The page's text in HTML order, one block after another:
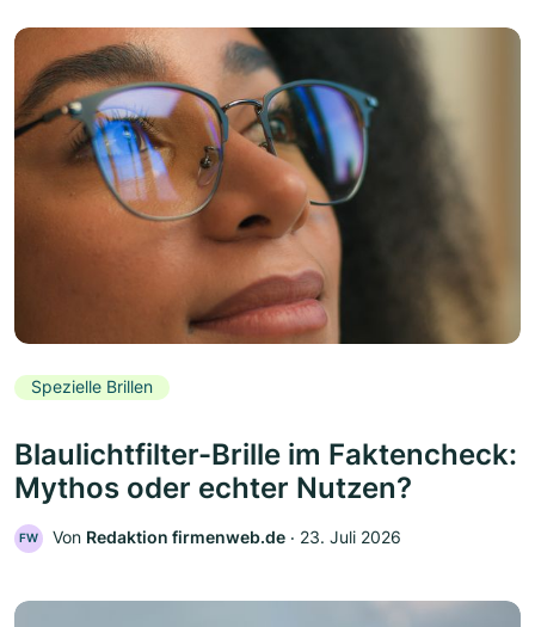
Spezielle Brillen
Blaulichtfilter-Brille im Faktencheck:
Mythos oder echter Nutzen?
FW Von Redaktion firmenweb.de ‧ 23. Juli 2026